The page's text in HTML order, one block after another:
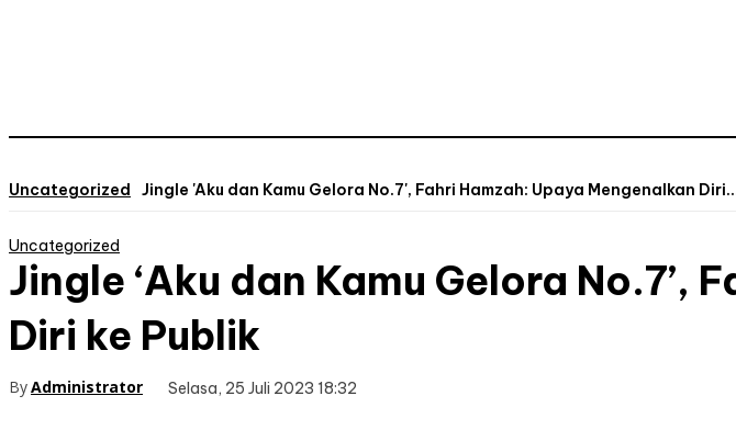
Uncategorized Jingle 'Aku dan Kamu Gelora No.7', Fahri Hamzah: Upaya Mengenalkan
Uncategorized
Jingle ‘Aku dan Kamu Gelora No.7’,
Diri ke Publik
ByAdministrator Selasa, 25 Juli 2023 18:32